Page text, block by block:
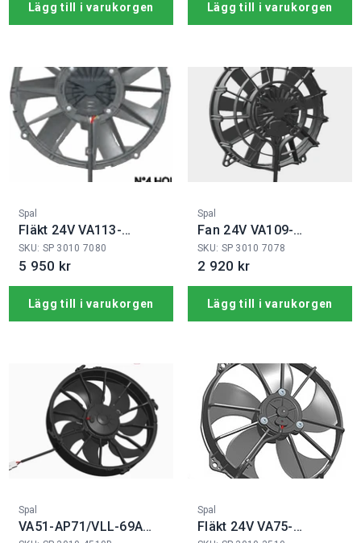
Lägg till i varukorgen Lägg till i varukorgen
Fabrikat:
Spal
Fläkt 24V VA113-
BBL504PN-94A
SKU: SP 3010 7080
5 950 kr
Lägg till i varukorgen
Fabrikat:
Spal
Fan 24V VA109-
BBL330PN-109A
SKU: SP 3010 7078
2 920 kr
Lägg till i varukorgen
Fabrikat:
Spal
VA51-AP71/VLL-69A
Fabrikat:
Spal
Fläkt 24V VA75-